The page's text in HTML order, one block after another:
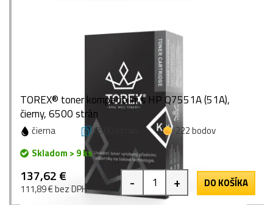
TOREX® toner kompatibilní s HP Q7551A (51A),
čierny, 6500 strán
čierna 6500 strán
222 bodov
Skladom > 9 ks
137,62 €
111,89 € bez DPH - + DO KOŠÍKA